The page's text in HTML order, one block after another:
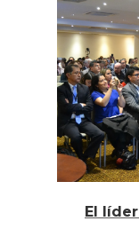
El